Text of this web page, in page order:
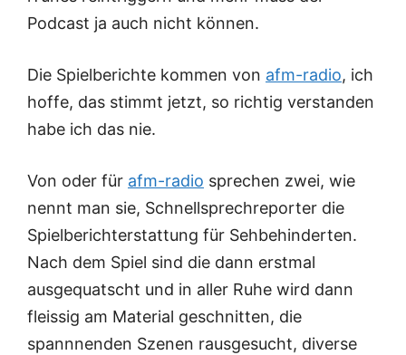
Podcast ja auch nicht können.
Die Spielberichte kommen von afm-radio, ich
hoffe, das stimmt jetzt, so richtig verstanden
habe ich das nie.
Von oder für afm-radio sprechen zwei, wie
nennt man sie, Schnellsprechreporter die
Spielberichterstattung für Sehbehinderten.
Nach dem Spiel sind die dann erstmal
ausgequatscht und in aller Ruhe wird dann
fleissig am Material geschnitten, die
spannnenden Szenen rausgesucht, diverse